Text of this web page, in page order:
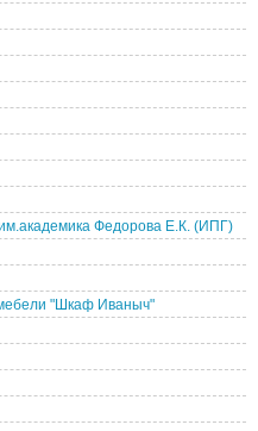
Федорова Е.К. (ИПГ)
"Шкаф Иваныч"